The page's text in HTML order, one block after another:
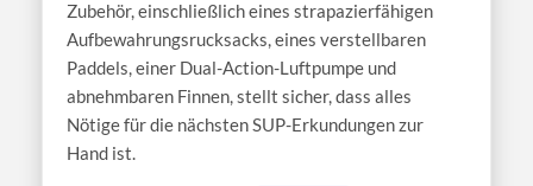
Zubehör, einschließlich eines strapazierfähigen
Aufbewahrungsrucksacks, eines verstellbaren
Paddels, einer Dual-Action-Luftpumpe und
abnehmbaren Finnen, stellt sicher, dass alles
Nötige für die nächsten SUP-Erkundungen zur
Hand ist.